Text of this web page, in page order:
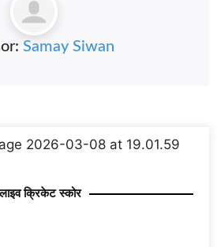
Samay Siwan
लाइव क्रिकेट स्कोर